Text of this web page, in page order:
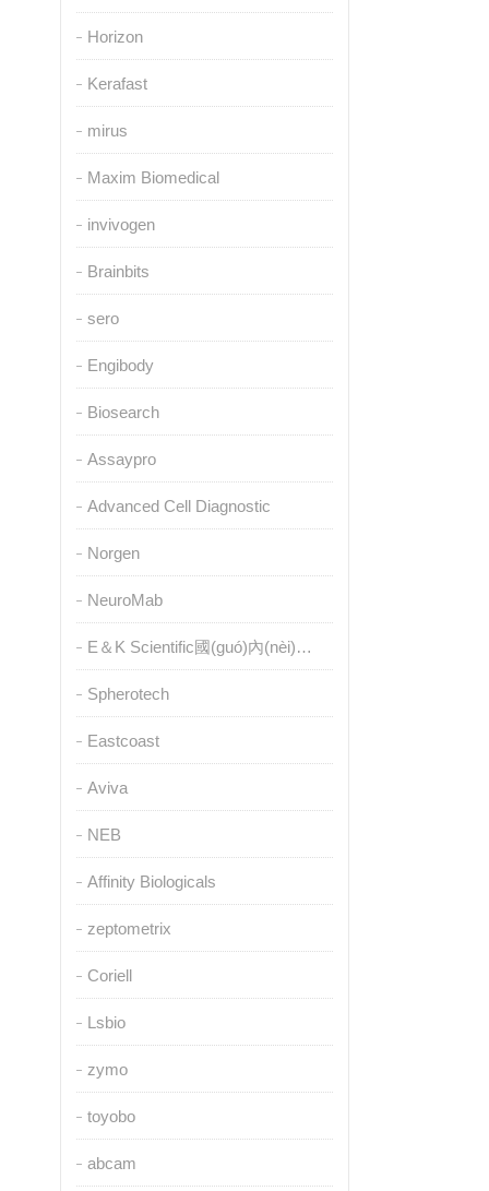
Horizon
Kerafast
mirus
Maxim Biomedical
invivogen
Brainbits
sero
Engibody
Biosearch
Assaypro
Advanced Cell Diagnostic
Norgen
NeuroMab
E＆K Scientific國(guó)內(nèi)授權(quán)代理
Spherotech
Eastcoast
Aviva
NEB
Affinity Biologicals
zeptometrix
Coriell
Lsbio
zymo
toyobo
abcam